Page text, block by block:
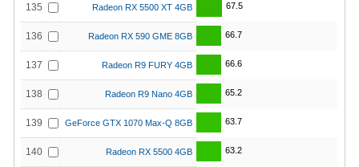
135 Radeon RX 5500 XT 4GB 67.5
136 Radeon RX 590 GME 8GB 66.7
137 Radeon R9 FURY 4GB 66.6
138 Radeon R9 Nano 4GB 65.2
139 GeForce GTX 1070 Max-Q 8GB 63.7
140 Radeon RX 5500 4GB 63.2